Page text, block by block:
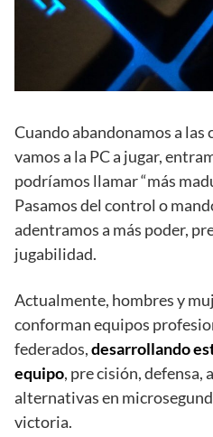
Cuando abandonamos a las
vamos a la PC a jugar,
podríamos llamar “más
Pasamos del control o
adentramos a más poder,
jugabilidad.
Actualmente, hombres y
conforman equipos
federados,desarrollando
equipo, pre cisión, defensa,
alternativas en
victoria.